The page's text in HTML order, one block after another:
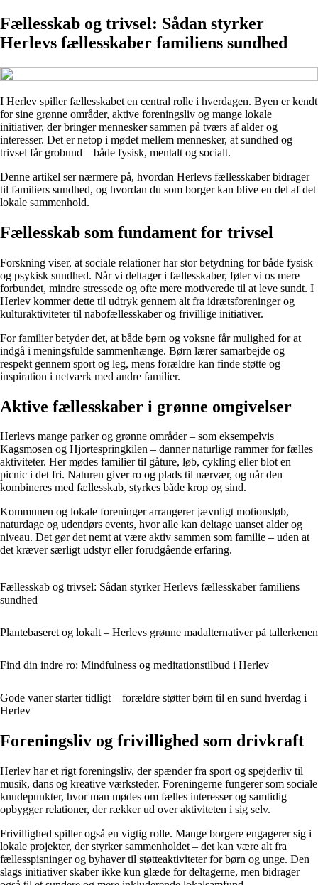
Fællesskab og trivsel: Sådan styrker
Herlevs fællesskaber familiens sundhed
I Herlev spiller fællesskabet en central rolle i hverdagen. Byen er kendt
for sine grønne områder, aktive foreningsliv og mange lokale
initiativer, der bringer mennesker sammen på tværs af alder og
interesser. Det er netop i mødet mellem mennesker, at sundhed og
trivsel får grobund – både fysisk, mentalt og socialt.
Denne artikel ser nærmere på, hvordan Herlevs fællesskaber bidrager
til familiers sundhed, og hvordan du som borger kan blive en del af det
lokale sammenhold.
Fællesskab som fundament for trivsel
Forskning viser, at sociale relationer har stor betydning for både fysisk
og psykisk sundhed. Når vi deltager i fællesskaber, føler vi os mere
forbundet, mindre stressede og ofte mere motiverede til at leve sundt. I
Herlev kommer dette til udtryk gennem alt fra idrætsforeninger og
kulturaktiviteter til nabofællesskaber og frivillige initiativer.
For familier betyder det, at både børn og voksne får mulighed for at
indgå i meningsfulde sammenhænge. Børn lærer samarbejde og
respekt gennem sport og leg, mens forældre kan finde støtte og
inspiration i netværk med andre familier.
Aktive fællesskaber i grønne omgivelser
Herlevs mange parker og grønne områder – som eksempelvis
Kagsmosen og Hjortespringkilen – danner naturlige rammer for fælles
aktiviteter. Her mødes familier til gåture, løb, cykling eller blot en
picnic i det fri. Naturen giver ro og plads til nærvær, og når den
kombineres med fællesskab, styrkes både krop og sind.
Kommunen og lokale foreninger arrangerer jævnligt motionsløb,
naturdage og udendørs events, hvor alle kan deltage uanset alder og
niveau. Det gør det nemt at være aktiv sammen som familie – uden at
det kræver særligt udstyr eller forudgående erfaring.
Fællesskab og trivsel: Sådan styrker Herlevs fællesskaber familiens
sundhed
Plantebaseret og lokalt – Herlevs grønne madalternativer på tallerkenen
Find din indre ro: Mindfulness og meditationstilbud i Herlev
Gode vaner starter tidligt – forældre støtter børn til en sund hverdag i
Herlev
Foreningsliv og frivillighed som drivkraft
Herlev har et rigt foreningsliv, der spænder fra sport og spejderliv til
musik, dans og kreative værksteder. Foreningerne fungerer som sociale
knudepunkter, hvor man mødes om fælles interesser og samtidig
opbygger relationer, der rækker ud over aktiviteten i sig selv.
Frivillighed spiller også en vigtig rolle. Mange borgere engagerer sig i
lokale projekter, der styrker sammenholdet – det kan være alt fra
fællesspisninger og byhaver til støtteaktiviteter for børn og unge. Den
slags initiativer skaber ikke kun glæde for deltagerne, men bidrager